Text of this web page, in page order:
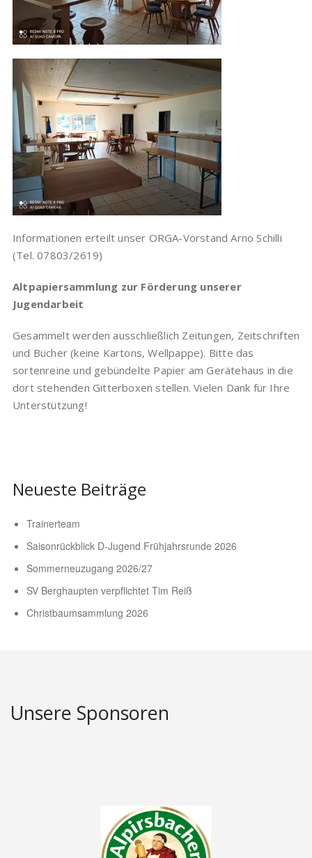
Informationen erteilt unser ORGA-Vorstand Arno Schilli
(Tel. 07803/2619)
Altpapiersammlung zur Förderung unserer
Jugendarbeit
Gesammelt werden ausschließlich Zeitungen, Zeitschriften
und Bücher (keine Kartons, Wellpappe). Bitte das
sortenreine und gebündelte Papier am Gerätehaus in die
dort stehenden Gitterboxen stellen. Vielen Dank für Ihre
Unterstützung!
Neueste Beiträge
Trainerteam
Saisonrückblick D-Jugend Frühjahrsrunde 2026
Sommerneuzugang 2026/27
SV Berghaupten verpflichtet Tim Reiß
Christbaumsammlung 2026
Unsere Sponsoren